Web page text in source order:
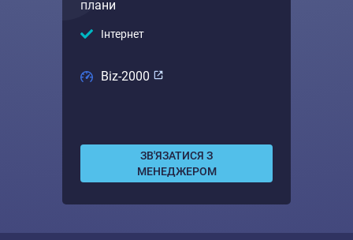
плани
Інтернет
Biz-2000
ЗВ'ЯЗАТИСЯ З
МЕНЕДЖЕРОМ